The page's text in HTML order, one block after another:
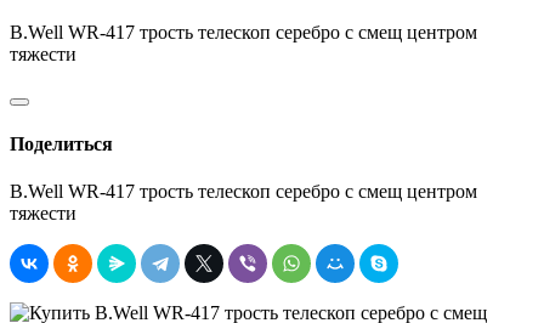
B.Well WR-417 трость телескоп серебро с смещ центром
тяжести
Поделиться
B.Well WR-417 трость телескоп серебро с смещ центром
тяжести